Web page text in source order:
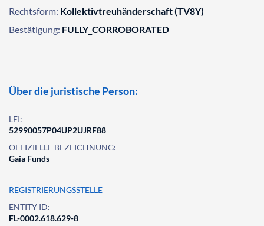
Rechtsform: Kollektivtreuhänderschaft (TV8Y)
Bestätigung: FULLY_CORROBORATED
Über die juristische Person:
LEI:
52990057P04UP2UJRF88
OFFIZIELLE BEZEICHNUNG:
Gaia Funds
REGISTRIERUNGSSTELLE
ENTITY ID:
FL-0002.618.629-8